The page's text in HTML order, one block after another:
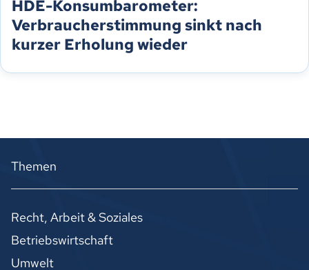
HDE-Konsumbarometer:
Verbraucherstimmung sinkt nach
kurzer Erholung wieder
Themen
Recht, Arbeit & Soziales
Betriebswirtschaft
Umwelt